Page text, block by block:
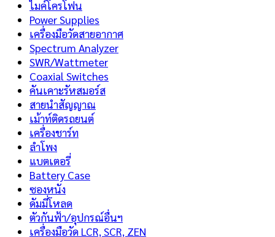
ไมค์โครโฟน
Power Supplies
เครื่องมือวัดสายอากาศ
Spectrum Analyzer
SWR/Wattmeter
Coaxial Switches
คันเคาะรัหสมอร์ส
สายนำสัญญาณ
เม้าท์ติดรถยนต์
เครื่องชาร์ท
ลำโพง
แบตเตอรี่
Battery Case
ซองหนัง
ดัมมี่โหลด
ตัวกันฟ้า/อุปกรณ์อื่นฯ
เครื่องมือวัด LCR, SCR, ZEN